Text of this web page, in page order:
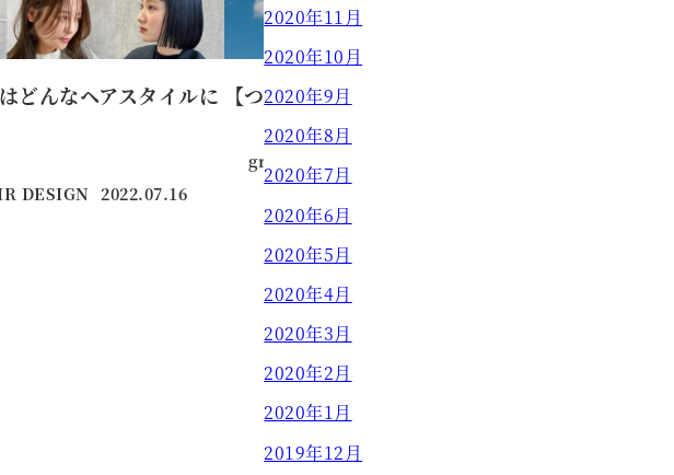
どんなヘアスタイルに
DESIGN 投稿日
2022.07.16
【つむじのパックり割れ解消法！】
grow HAIR DESIGN
2020年11月
2020年10月
2020年9月
2020年8月
2020年7月
2020年6月
2020年5月
2020年4月
2020年3月
2020年2月
2020年1月
2019年12月